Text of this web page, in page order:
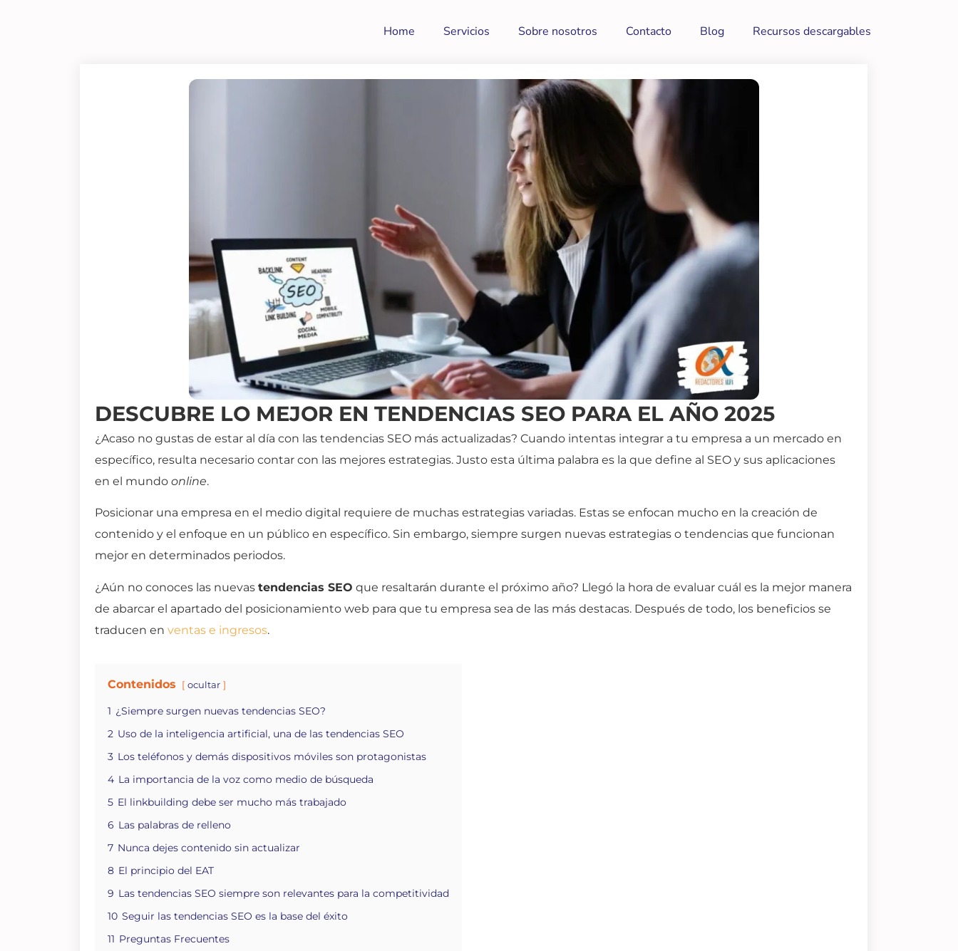
Home Servicios Sobre nosotros Contacto Blog Recursos descargables
DESCUBRE LO MEJOR EN TENDENCIAS SEO PARA EL AÑO 2025
¿Acaso no gustas de estar al día con las tendencias SEO más actualizadas? Cuando intentas integrar a tu empresa a un mercado en
específico, resulta necesario contar con las mejores estrategias. Justo esta última palabra es la que define al SEO y sus aplicaciones
en el mundo online.
Posicionar una empresa en el medio digital requiere de muchas estrategias variadas. Estas se enfocan mucho en la creación de
contenido y el enfoque en un público en específico. Sin embargo, siempre surgen nuevas estrategias o tendencias que funcionan
mejor en determinados periodos.
¿Aún no conoces las nuevas tendencias SEO que resaltarán durante el próximo año? Llegó la hora de evaluar cuál es la mejor manera
de abarcar el apartado del posicionamiento web para que tu empresa sea de las más destacas. Después de todo, los beneficios se
traducen en ventas e ingresos.
Contenidos ocultar
1 ¿Siempre surgen nuevas tendencias SEO?
2 Uso de la inteligencia artificial, una de las tendencias SEO
3 Los teléfonos y demás dispositivos móviles son protagonistas
4 La importancia de la voz como medio de búsqueda
5 El linkbuilding debe ser mucho más trabajado
6 Las palabras de relleno
7 Nunca dejes contenido sin actualizar
8 El principio del EAT
9 Las tendencias SEO siempre son relevantes para la competitividad
10 Seguir las tendencias SEO es la base del éxito
11 Preguntas Frecuentes